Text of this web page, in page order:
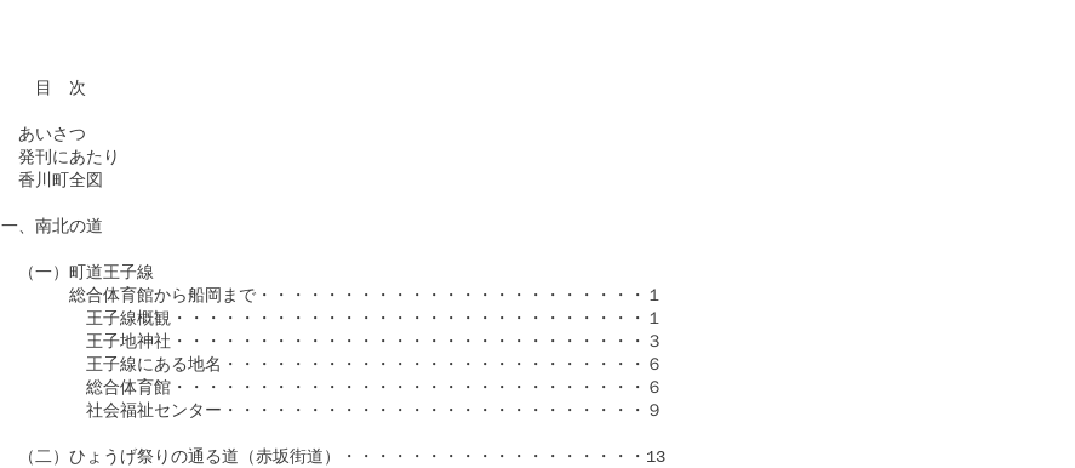
目　次
あいさつ
発刊にあたり
香川町全図
一、南北の道
（一）町道王子線
総合体育館から船岡まで・・・・・・・・・・・・・・・・・・・・・・・１
王子線概観・・・・・・・・・・・・・・・・・・・・・・・・・・・・１
王子地神社・・・・・・・・・・・・・・・・・・・・・・・・・・・・３
王子線にある地名・・・・・・・・・・・・・・・・・・・・・・・・・６
総合体育館・・・・・・・・・・・・・・・・・・・・・・・・・・・・６
社会福祉センター・・・・・・・・・・・・・・・・・・・・・・・・・９
（二）ひょうげ祭りの通る道（赤坂街道）・・・・・・・・・・・・・・・・・・13